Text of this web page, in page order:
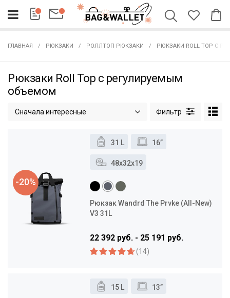
ГЛАВНАЯ РЮКЗАКИ РОЛЛТОП РЮКЗАКИ РЮКЗАКИ ROLL TOP С
Рюкзаки Roll Top с регулируемым
объемом
Сначала интересные
-20%
31 L 16”
48x32x19
Рюкзак Wandrd The Prvke (All-New)
V3 31L
22 392 руб. - 25 191 руб.
(14)
15 L 13”